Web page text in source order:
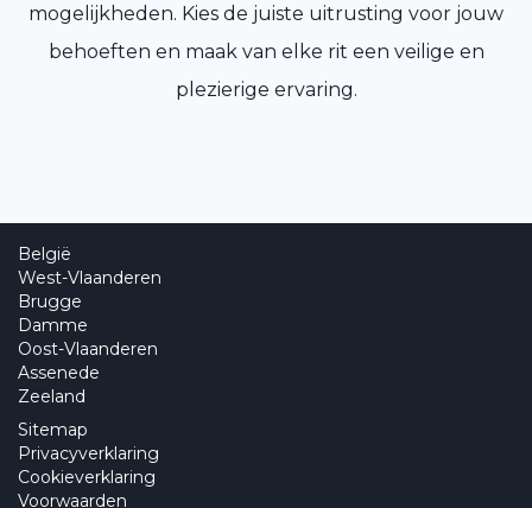
mogelijkheden. Kies de juiste uitrusting voor jouw
behoeften en maak van elke rit een veilige en
plezierige ervaring.
België
West-Vlaanderen
Brugge
Damme
Oost-Vlaanderen
Assenede
Zeeland
Sitemap
Privacyverklaring
Cookieverklaring
Voorwaarden